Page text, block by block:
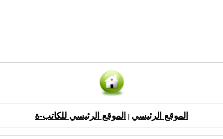
الموقع الرئيسي الموقع الرئيسي للكاتب-ة